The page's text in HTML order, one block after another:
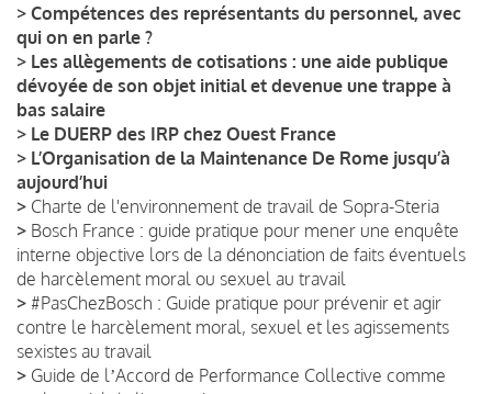
> Compétences des représentants du personnel, avec
qui on en parle ?
> Les allègements de cotisations : une aide publique
dévoyée de son objet initial et devenue une trappe à
bas salaire
> Le DUERP des IRP chez Ouest France
> L’Organisation de la Maintenance De Rome jusqu’à
aujourd’hui
> Charte de l'environnement de travail de Sopra-Steria
> Bosch France : guide pratique pour mener une enquête
interne objective lors de la dénonciation de faits éventuels
de harcèlement moral ou sexuel au travail
> #PasChezBosch : Guide pratique pour prévenir et agir
contre le harcèlement moral, sexuel et les agissements
sexistes au travail
> Guide de lʼAccord de Performance Collective comme